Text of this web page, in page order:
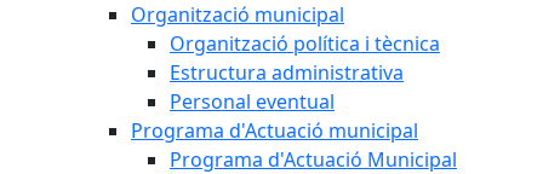
Organització municipal
Organització política i tècnica
Estructura administrativa
Personal eventual
Programa d'Actuació municipal
Programa d'Actuació Municipal